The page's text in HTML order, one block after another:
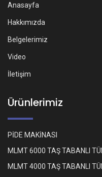
Anasayfa
Hakkımızda
Belgelerimiz
Video
İletişim
Ürünlerimiz
PİDE MAKİNASI
MLMT 6000 TAŞ TABANLI
MLMT 4000 TAŞ TABANLI